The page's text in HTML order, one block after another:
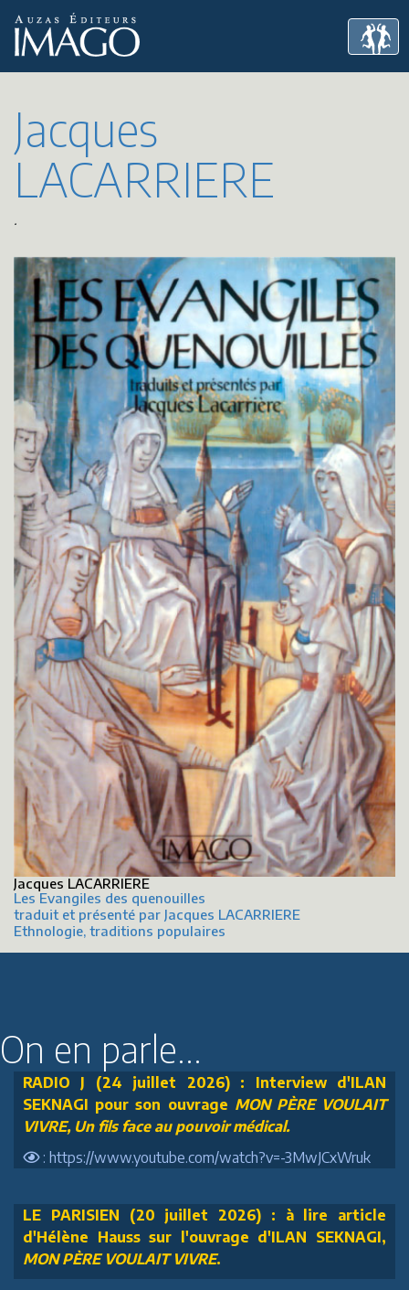
Jacques
LACARRIERE
.
Jacques LACARRIERE
Les Evangiles des quenouilles
traduit et présenté par Jacques LACARRIERE
Ethnologie, traditions populaires
On en parle...
RADIO J (24 juillet 2026) : Interview d'ILAN
SEKNAGI pour son ouvrage MON PÈRE VOULAIT
VIVRE, Un fils face au pouvoir médical.
: https://www.youtube.com/watch?v=-3MwJCxWruk
LE PARISIEN (20 juillet 2026) : à lire article
d'Hélène Hauss sur l'ouvrage d'ILAN SEKNAGI,
MON PÈRE VOULAIT VIVRE.